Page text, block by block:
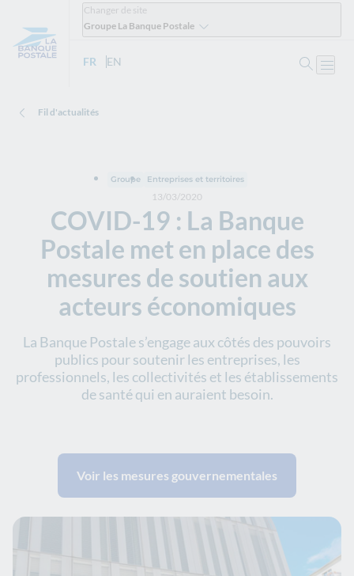
Changer de site
Groupe La Banque Postale
FR - Version française
EN
Fil d'actualités
COVID-19 : La Banque
Postale met en place des
mesures de soutien aux
acteurs économiques
13/03/2020
Groupe Entreprises et territoires
La Banque Postale s’engage aux côtés des pouvoirs
publics pour soutenir les entreprises, les
professionnels, les collectivités et les établissements
de santé qui en auraient besoin.
Voir les mesures gouvernementales